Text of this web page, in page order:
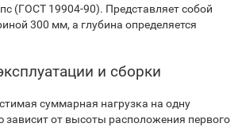
(ГОСТ 19904-90). Представляет собой
300 мм, а глубина определяется
и сборки
суммарная нагрузка на одну
зависит от высоты расположения первого